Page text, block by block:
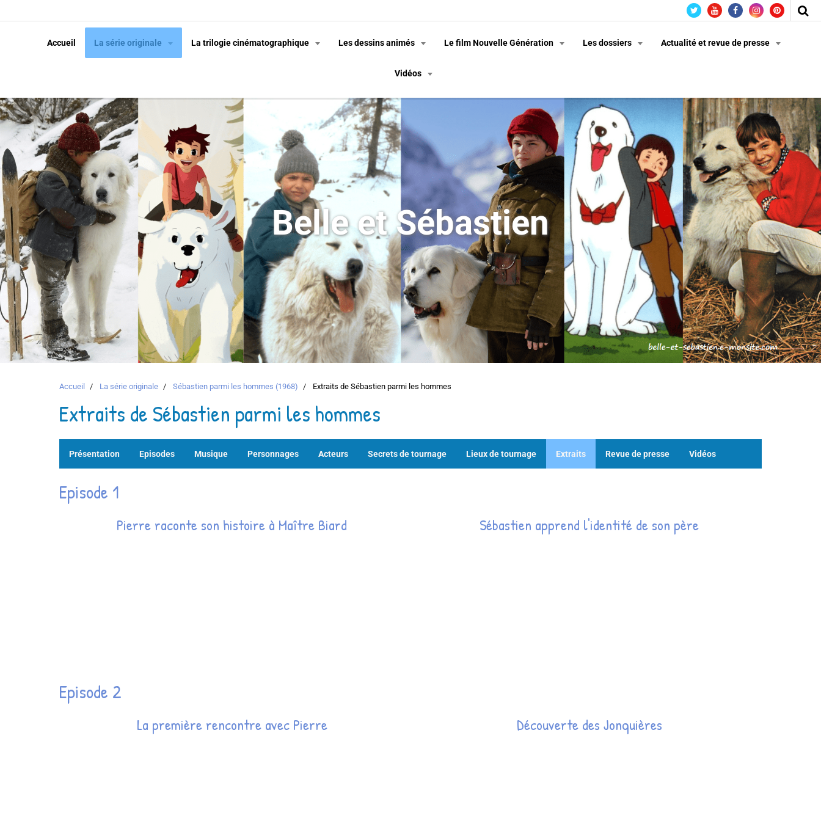
Accueil La série originale La trilogie cinématographique Les dessins animés Le film Nouvelle Génération Les dossiers Actualité et revue de presse
Vidéos
Belle et Sébastien
Accueil La série originale Sébastien parmi les hommes (1968) Extraits de Sébastien parmi les hommes
Extraits de Sébastien parmi les hommes
Présentation Episodes Musique Personnages Acteurs Secrets de tournage Lieux de tournage Extraits Revue de presse Vidéos
Episode 1
Pierre raconte son histoire à Maître Biard Sébastien apprend l'identité de son père
Episode 2
La première rencontre avec Pierre Découverte des Jonquières